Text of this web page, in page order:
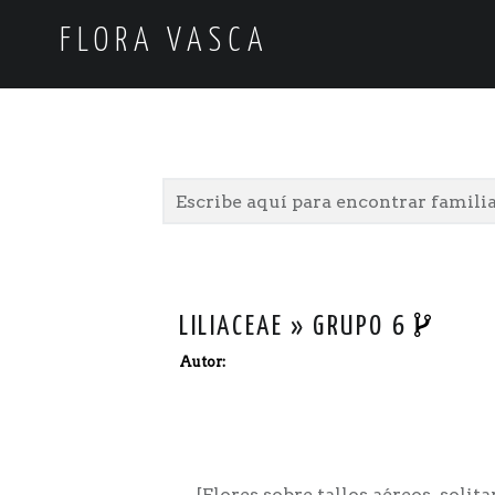
FLORA VASCA
LILIACEAE » GRUPO 6
Autor: